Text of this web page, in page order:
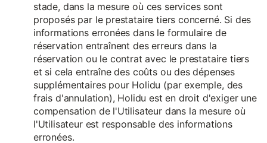
stade, dans la mesure où ces services sont
proposés par le prestataire tiers concerné. Si des
informations erronées dans le formulaire de
réservation entraînent des erreurs dans la
réservation ou le contrat avec le prestataire tiers
et si cela entraîne des coûts ou des dépenses
supplémentaires pour Holidu (par exemple, des
frais d'annulation), Holidu est en droit d'exiger une
compensation de l'Utilisateur dans la mesure où
l'Utilisateur est responsable des informations
erronées.